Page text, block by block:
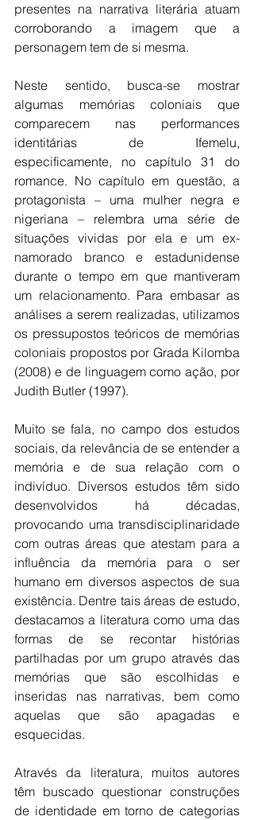
presentes na narrativa literária atuam
corroborando a imagem que a
personagem tem de si mesma.
Neste sentido, busca-se mostrar
algumas memórias coloniais que
comparecem nas performances
identitárias de Ifemelu,
especificamente, no capítulo 31 do
romance. No capítulo em questão, a
protagonista – uma mulher negra e
nigeriana – relembra uma série de
situações vividas por ela e um ex-
namorado branco e estadunidense
durante o tempo em que mantiveram
um relacionamento. Para embasar as
análises a serem realizadas, utilizamos
os pressupostos teóricos de memórias
coloniais propostos por Grada Kilomba
(2008) e de linguagem como ação, por
Judith Butler (1997).
Muito se fala, no campo dos estudos
sociais, da relevância de se entender a
memória e de sua relação com o
indivíduo. Diversos estudos têm sido
desenvolvidos há décadas,
provocando uma transdisciplinaridade
com outras áreas que atestam para a
influência da memória para o ser
humano em diversos aspectos de sua
existência. Dentre tais áreas de estudo,
destacamos a literatura como uma das
formas de se recontar histórias
partilhadas por um grupo através das
memórias que são escolhidas e
inseridas nas narrativas, bem como
aquelas que são apagadas e
esquecidas.
Através da literatura, muitos autores
têm buscado questionar construções
de identidade em torno de categorias